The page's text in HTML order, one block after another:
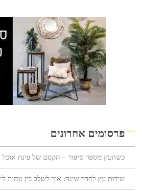
פרסומים אחרונים
כשהעץ מספר סיפור – הקסם של פינת אוכל
שידות עץ לחדר שינה: איך לשלב בין נוחות